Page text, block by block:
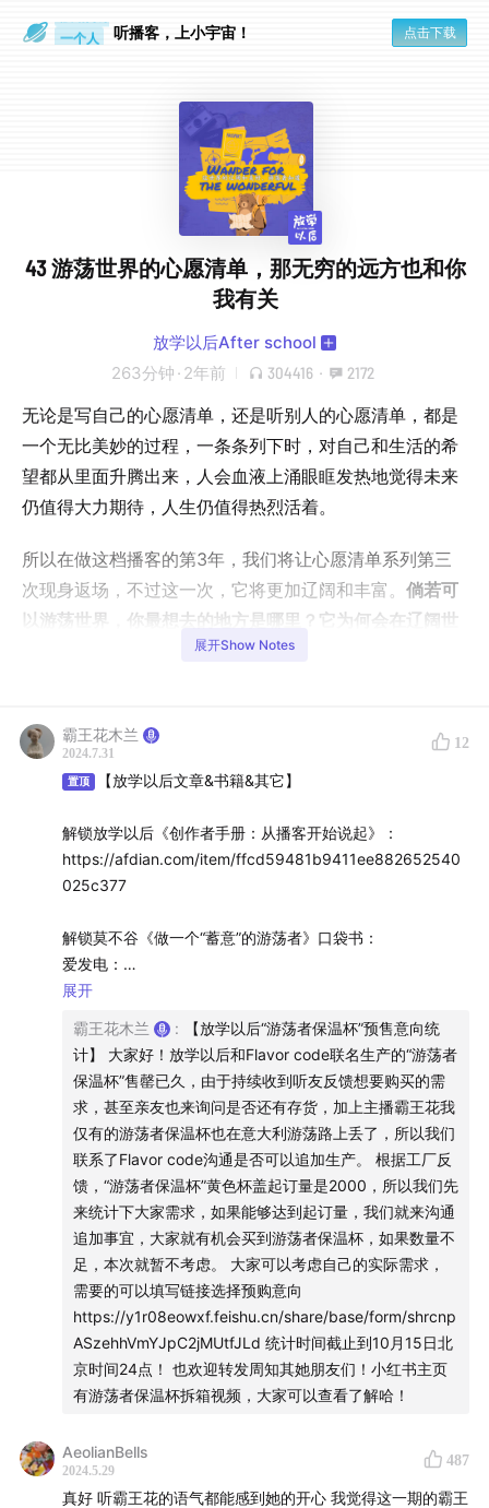
一个人
听播客，上小宇宙！ 点击下载
43 游荡世界的心愿清单，那无穷的远方也和你
我有关
放学以后After school
263分钟 · 2年前 304416 · 2172
无论是写自己的心愿清单，还是听别人的心愿清单，都是
一个无比美妙的过程，一条条列下时，对自己和生活的希
望都从里面升腾出来，人会血液上涌眼眶发热地觉得未来
仍值得大力期待，人生仍值得热烈活着。
所以在做这档播客的第3年，我们将让心愿清单系列第三
次现身返场，不过这一次，它将更加辽阔和丰富。 倘若可
以游荡世界，你最想去的地方是哪里？它为何会在辽阔世
界万千地域中成为你的心愿？什么时间去？你到那里要做
问题：你打算在你的行李背包中装些什么？
这是放学以后和我们发起的游荡者平台的一期联合播客，
我们希望让游荡的方式也成为一种可能，尤其成为勇敢者
的可能。这世界无穷且辽阔的远方也和你我有关，我们有
机会以游荡的方式把这世界的万水千山走遍，并让破碎的
因此我们邀请投稿者和我们一起写下了游荡世界的心愿清
单，亚洲，欧洲，非洲，美洲，大洋洲，乃至南极洲，我
们想把辽阔的想象代入个人生活的日常。让一部分人先游
荡起来，让勇敢的人先游荡起来，因为勇者无疆。
本期入选的投稿者会获得我们的“游荡者基金鼓励”（请本
期入选投稿者于2024年6月5日前将投稿昵称+个人收款
信息发送至放学以后邮箱afterschool2021@126.com，
我们将为你提供“游荡者”注册邀请码并在游荡攻略发布后
发送“游荡者基金”。）获得基金鼓励的游荡者需要在游荡
者平台以免费的形式分享一篇自己的游荡攻略来造福其它
游荡者，以实现“游荡者基金”造福更多游荡者的目的。让
信息和好运在游荡者当中流转起来！
因此这一期不仅是游荡的心愿清单和我们已经游荡地方的
会。
【游荡者平台】目前我们第1版只开发了网站，后续功能和
展开Show Notes
霸王花木兰
2024.7.31
12
置顶 【放学以后文章&书籍&其它】
解锁放学以后《创作者手册：从播客开始说起》：
https://afdian.com/item/ffcd59481b9411ee882652540
025c377
解锁莫不谷《做一个“蓄意”的游荡者》口袋书：
爱发电：
https://afdian.com/item/62244492ae8611ee911852540
用户可下载“爱发电”app，苹果用户可把爱发电主页添加至手
机桌面来使用，目前爱发电未上线苹果商店）
Newsletter订阅链接：
https://afterschool2021.substack.com/（需科学/上 网）
联系邮箱：afterschool2021@126.com （投稿来信及合作
洽谈）
为全球华人游荡者提供解决方案的平台：游荡者
（www.youdangzhe.com）
小红书：游荡者的日常
同名YouTube：
同名微信公众号：放学以后after school
展开
霸王花木兰 :
【放学以后“游荡者保温杯”预售意向统
计】 大家好！放学以后和Flavor code联名生产的“游荡者
保温杯”售罄已久，由于持续收到听友反馈想要购买的需
求，甚至亲友也来询问是否还有存货，加上主播霸王花我
仅有的游荡者保温杯也在意大利游荡路上丢了，所以我们
联系了Flavor code沟通是否可以追加生产。 根据工厂反
馈，“游荡者保温杯”黄色杯盖起订量是2000，所以我们先
来统计下大家需求，如果能够达到起订量，我们就来沟通
追加事宜，大家就有机会买到游荡者保温杯，如果数量不
足，本次就暂不考虑。 大家可以考虑自己的实际需求，
需要的可以填写链接选择预购意向
https://y1r08eowxf.feishu.cn/share/base/form/shrcnp
ASzehhVmYJpC2jMUtfJLd 统计时间截止到10月15日北
京时间24点！ 也欢迎转发周知其她朋友们！小红书主页
有游荡者保温杯拆箱视频，大家可以查看了解哈！
AeolianBells
2024.5.29
487
真好 听霸王花的语气都能感到她的开心 我觉得这一期的霸王